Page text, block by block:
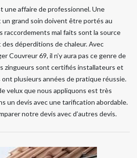
une affaire de professionnel. Une
grand soin doivent être portés au
raccordements mal faits sont la source
déperditions de chaleur. Avec
Couvreur 69, il n’y aura pas ce genre de
zingueurs sont certifiés installateurs et
plusieurs années de pratique réussie.
velux que nous appliquons est très
un devis avec une tarification abordable.
notre devis avec d’autres devis.